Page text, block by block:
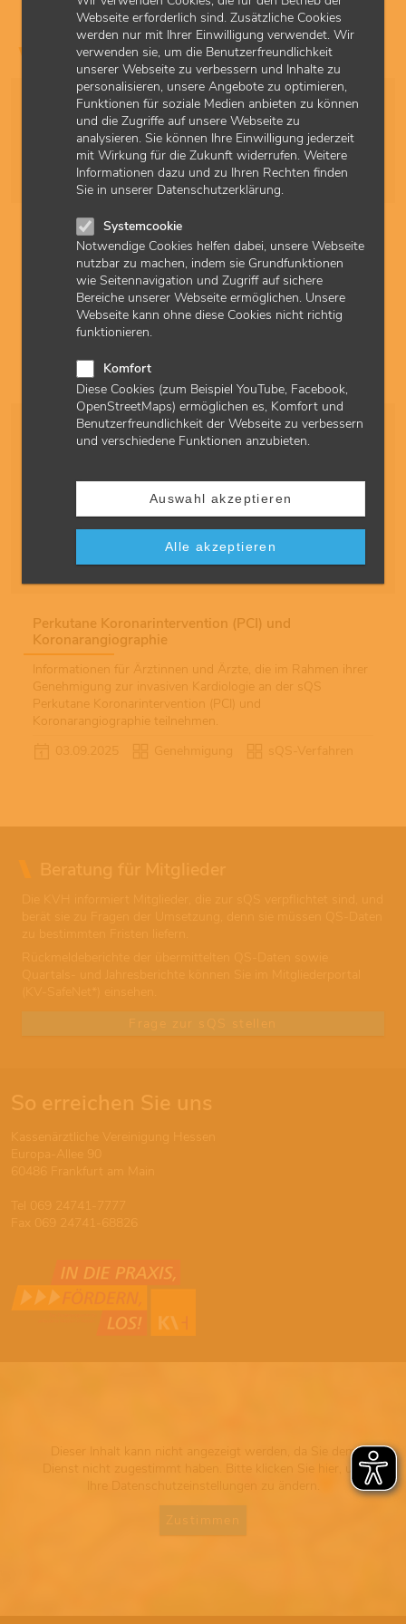
Webseite erforderlich sind. Zusätzliche Cookies
werden nur mit Ihrer Einwilligung verwendet. Wir
verwenden sie, um die Benutzerfreundlichkeit
unserer Webseite zu verbessern und Inhalte zu
personalisieren, unsere Angebote zu optimieren,
Funktionen für soziale Medien anbieten zu können
und die Zugriffe auf unsere Webseite zu
analysieren. Sie können Ihre Einwilligung jederzeit
mit Wirkung für die Zukunft widerrufen. Weitere
Informationen dazu und zu Ihren Rechten finden
Sie in unserer Datenschutzerklärung.
Systemcookie
Notwendige Cookies helfen dabei, unsere Webseite
nutzbar zu machen, indem sie Grundfunktionen
wie Seitennavigation und Zugriff auf sichere
Bereiche unserer Webseite ermöglichen. Unsere
Webseite kann ohne diese Cookies nicht richtig
funktionieren.
Komfort
Diese Cookies (zum Beispiel YouTube, Facebook,
OpenStreetMaps) ermöglichen es, Komfort und
Benutzerfreundlichkeit der Webseite zu verbessern
und verschiedene Funktionen anzubieten.
Auswahl akzeptieren
Alle akzeptieren
Finden Sie Ihr sQS-Verfahren
Ergebnisse pro Seite
Nierenersatztherapie (NET)
Informationen für Ärztinnen und Ärzte, die im Rahmen ihrer
Genehmigung zur Dialyse an der sQS Nierenersatztherapie
bei chronischem Nierenversagen einschließlich
Pankreastransplantation (NET) teilnehmen.
14.01.2026
Vermeidung nosokomialer Infektionen (WI)
Genehmigung zum ambulanten Operieren an der sQS
Vermeidung nosokomialer Infektionen – postoperative
Wundinfektion (WI) teilnehmen. Das Verfahren sQS WI
wurden zum 28. Februar 2025 beendet.
23.12.2025
Genehmigung sQS-Verfahren
Perkutane Koronarintervention (PCI) und
Koronarangiographie
Informationen für Ärztinnen und Ärzte, die im Rahmen ihrer
Genehmigung zur invasiven Kardiologie an der sQS
Perkutane Koronarintervention (PCI) und
Koronarangiographie teilnehmen.
Frage zur sQS stellen
Dieser Inhalt kann nicht angezeigt werden, da Sie dem
Dienst nicht zugestimmt haben. Bitte klicken Sie hier, um
Ihre Datenschutzeinstellungen zu ändern.
Zustimmen